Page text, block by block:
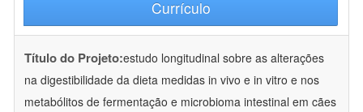
Currículo
Título do Projeto:estudo longitudinal sobre as alterações
na digestibilidade da dieta medidas in vivo e in vitro e nos
metabólitos de fermentação e microbioma intestinal em cães